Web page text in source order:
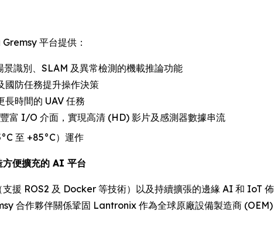
平台提供：
景識別、SLAM 及異常檢測的機載推論功能
國防任務提升操作決策
長時間的 UAV 任務
富 I/O 介面，實現高清 (HD) 影片及感測器數據串流
至 +85°C）運作
便擴充的 AI 平台
援 ROS2 及 Docker 等技術）以及持續擴張的邊緣 AI 和 IoT
合作夥伴關係鞏固 Lantronix 作為全球原廠設備製造商